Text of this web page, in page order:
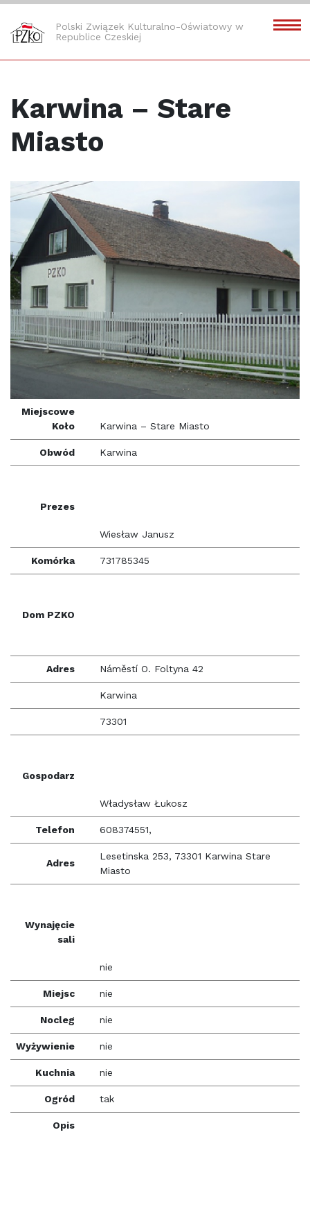
Polski Związek Kulturalno-Oświatowy w
Republice Czeskiej
Karwina – Stare
Miasto
Miejscowe
Koło
Karwina – Stare Miasto
Obwód Karwina
Prezes
Wiesław Janusz
Komórka 731785345
Dom PZKO
Adres Náměstí O. Foltyna 42
Karwina
73301
Gospodarz
Władysław Łukosz
Telefon 608374551,
Adres
Lesetinska 253, 73301 Karwina Stare
Miasto
Wynajęcie
sali
nie
Miejsc nie
Nocleg nie
Wyżywienie nie
Kuchnia nie
Ogród tak
Opis